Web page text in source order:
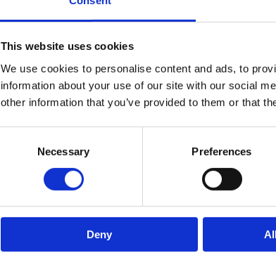
This website uses cookies
We use cookies to personalise content and ads, to
information about your use of our site with our social
other information that you’ve provided to them or that
Necessary Preferences
Deny